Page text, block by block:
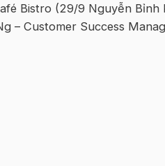
Bistro (29/9 Nguyễn Bỉnh
– Customer Success